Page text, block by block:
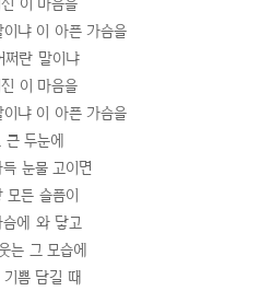
냐 이 아픈 가슴을
쩌란 말이냐
이 마음을
냐 이 아픈 가슴을
큰 두눈에
눈물 고이면
모든 슬픔이
에 와 닿고
는 그 모습에
쁨 담길 때